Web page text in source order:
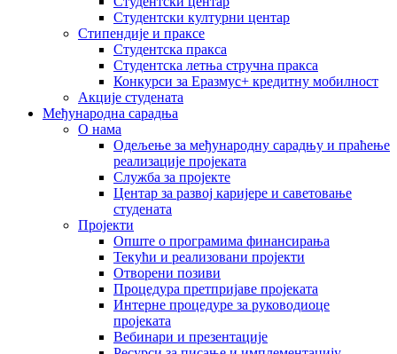
Студентски културни центар
Стипендије и праксе
Студентска пракса
Студентска летња стручна пракса
Конкурси за Еразмус+ кредитну мобилност
Акције студената
Међународна сарадња
О нама
Одељење за међународну сарадњу и праћење
реализације пројеката
Служба за пројекте
Центар за развој каријере и саветовање
студената
Пројекти
Опште о програмима финансирања
Текући и реализовани пројекти
Отворени позиви
Процедура претпријаве пројеката
Интерне процедуре за руководиоце
пројеката
Вебинари и презентације